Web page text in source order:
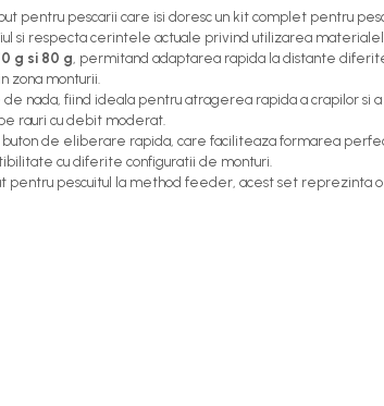
pentru pescarii care isi doresc un kit complet pentru
si respecta cerintele actuale privind utilizarea
g si 80 g, permitand adaptarea rapida la distante
zona monturii.
nada, fiind ideala pentru atragerea rapida a crapilor si
rauri cu debit moderat.
de eliberare rapida, care faciliteaza formarea
cu diferite configuratii de monturi.
pentru pescuitul la method feeder, acest set reprezinta